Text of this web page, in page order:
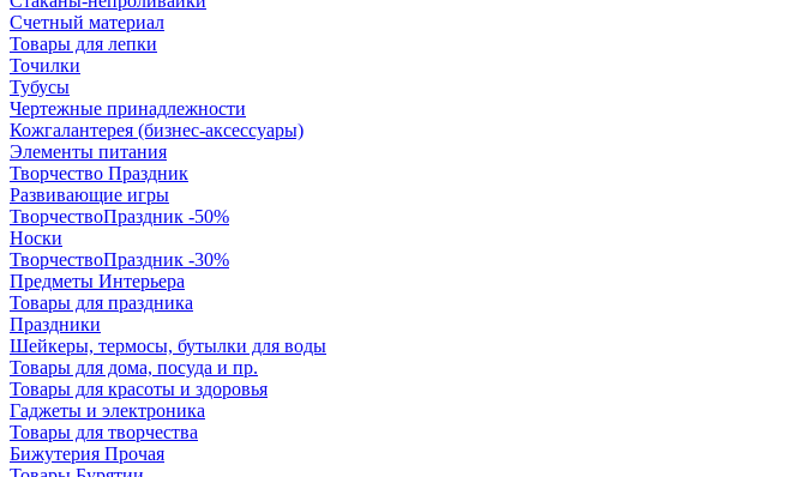
Счетный материал
Товары для лепки
Точилки
Тубусы
Чертежные принадлежности
Кожгалантерея (бизнес-аксессуары)
Элементы питания
Творчество Праздник
Развивающие игры
ТворчествоПраздник -50%
Носки
ТворчествоПраздник -30%
Предметы Интерьера
Товары для праздника
Праздники
Шейкеры, термосы, бутылки для воды
Товары для дома, посуда и пр.
Товары для красоты и здоровья
Гаджеты и электроника
Товары для творчества
Бижутерия Прочая